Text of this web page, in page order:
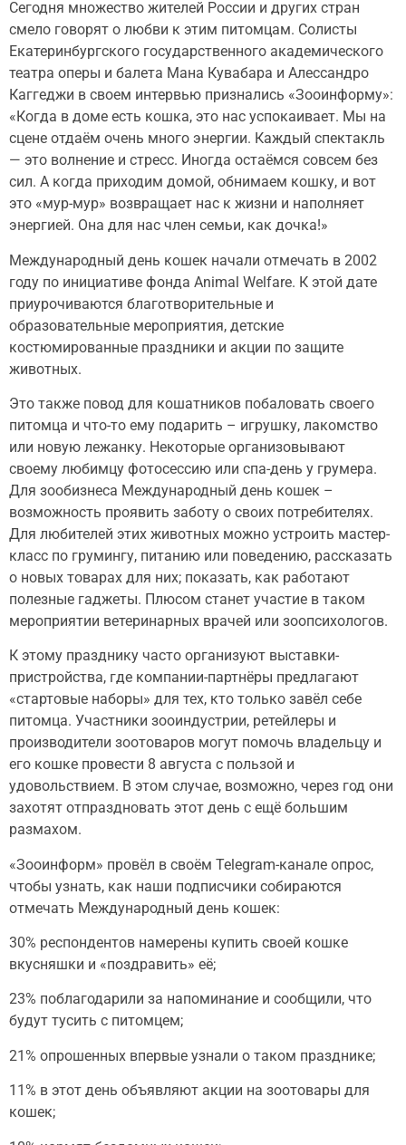
Сегодня множество жителей России и других стран
смело говорят о любви к этим питомцам. Солисты
Екатеринбургского государственного академического
театра оперы и балета Мана Кувабара и Алессандро
Каггеджи в своем интервью признались «Зооинформу»:
«Когда в доме есть кошка, это нас успокаивает. Мы на
сцене отдаём очень много энергии. Каждый спектакль
— это волнение и стресс. Иногда остаёмся совсем без
сил. А когда приходим домой, обнимаем кошку, и вот
это «мур-мур» возвращает нас к жизни и наполняет
энергией. Она для нас член семьи, как дочка!»
Международный день кошек начали отмечать в 2002
году по инициативе фонда Animal Welfare. К этой дате
приурочиваются благотворительные и
образовательные мероприятия, детские
костюмированные праздники и акции по защите
животных.
Это также повод для кошатников побаловать своего
питомца и что-то ему подарить – игрушку, лакомство
или новую лежанку. Некоторые организовывают
своему любимцу фотосессию или спа-день у грумера.
Для зообизнеса Международный день кошек –
возможность проявить заботу о своих потребителях.
Для любителей этих животных можно устроить мастер-
класс по грумингу, питанию или поведению, рассказать
о новых товарах для них; показать, как работают
полезные гаджеты. Плюсом станет участие в таком
мероприятии ветеринарных врачей или зоопсихологов.
К этому празднику часто организуют выставки-
пристройства, где компании-партнёры предлагают
«стартовые наборы» для тех, кто только завёл себе
питомца. Участники зооиндустрии, ретейлеры и
производители зоотоваров могут помочь владельцу и
его кошке провести 8 августа с пользой и
удовольствием. В этом случае, возможно, через год они
захотят отпраздновать этот день с ещё большим
размахом.
«Зооинформ» провёл в своём Telegram-канале опрос,
чтобы узнать, как наши подписчики собираются
отмечать Международный день кошек:
30% респондентов намерены купить своей кошке
вкусняшки и «поздравить» её;
23% поблагодарили за напоминание и сообщили, что
будут тусить с питомцем;
21% опрошенных впервые узнали о таком празднике;
11% в этот день объявляют акции на зоотовары для
кошек;